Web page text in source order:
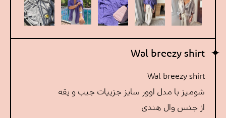
Wal breezy shirt
Wal breezy shirt
شومیز با مدل اوور سایز جزییات جیب و یقه
از جنس وال هندی